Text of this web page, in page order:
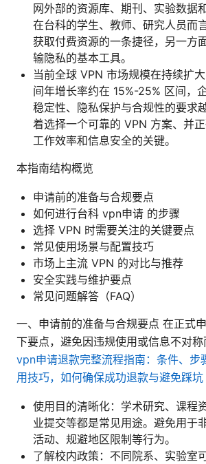
网外部的资源库、期刊、实验数据
在台科的学生、教师、研究人员而
获取付费资源的一条捷径，另一方
输隐私的基本工具。
当前全球 VPN 市场规模在持续扩
间年增长率约在 15%-25% 区间，
稳定性、隐私保护与合规性的要求
着选择一个可靠的 VPN 方案、并
工作效率和信息安全的关键。
本指南结构概览
申请前的准备与合规要点
如何进行台科 vpn申请 的步骤
选择 VPN 时需要关注的关键要点
常见使用场景与配置技巧
市场上主流 VPN 的对比与推荐
安全实践与维护要点
常见问题解答（FAQ）
一、申请前的准备与合规要点 在正式
下要点，避免因违规使用或信息不对称
vpn申请退款完整流程指南：条件、步
用技巧，如何确保成功退款与避免踩坑
使用目的清晰化：学术研究、课程
业提交等都是常见用途。避免用于
活动、规避地区限制等行为。
了解校内政策：不同院系、实验室